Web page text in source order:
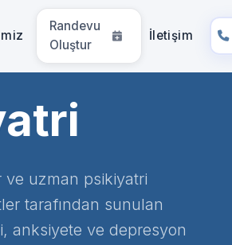
Randevu
Oluştur
İletişim
ve uzman psikiyatri
tarafından sunulan
anksiyete ve depresyon